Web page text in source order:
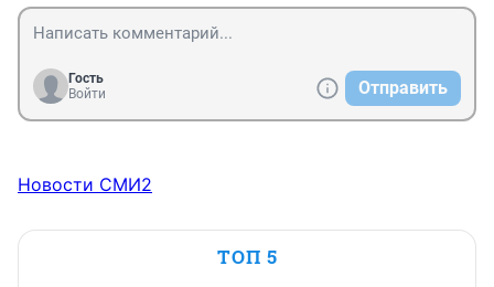
Гость
Войти
Отправить
Новости СМИ2
ТОП 5